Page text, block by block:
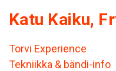
Katu Kaiku,
Torvi Experience
Tekniikka & bändi-info